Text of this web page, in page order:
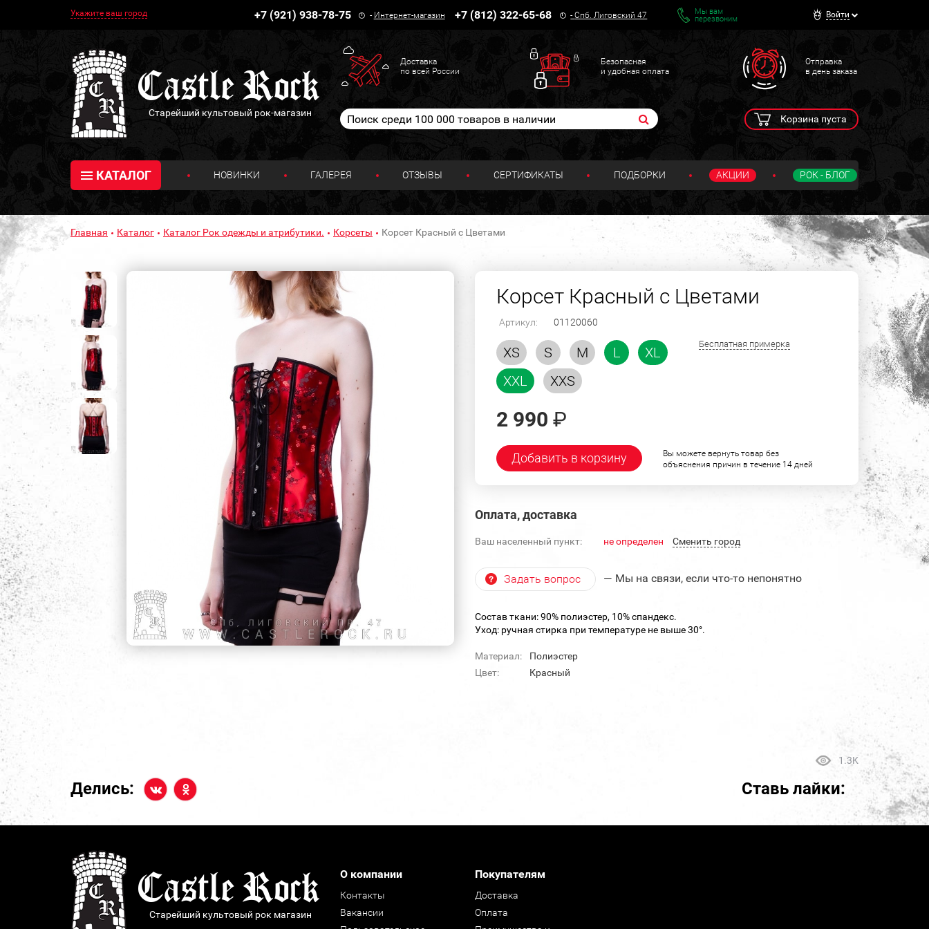
Укажите ваш город +7 (921) 938-78-75 - Интернет-магазин +7 (812) 322-65-68 -Спб. Лиговский 47
Мы вам
перезвоним
Войти
Старейший культовый рок-магазин
Доставка
по всей России
Безопасная
и удобная оплата
Отправка
в день заказа
Корзина пуста
КАТАЛОГ НОВИНКИ ГАЛЕРЕЯ ОТЗЫВЫ СЕРТИФИКАТЫ ПОДБОРКИ АКЦИИ РОК - БЛОГ
Главная Каталог Каталог Рок одежды и атрибутики. Корсеты Корсет Красный с Цветами
Корсет Красный с Цветами
Артикул: 01120060
XS S M L
XL
XXL
XXS
Бесплатная примерка
2 990 ₽
Добавить в корзину
Вы можете вернуть товар без
объяснения причин в течение 14 дней
Оплата, доставка
Ваш населенный пункт: не определен Cменить город
Задать вопрос — Мы на связи, если что-то непонятно
Состав ткани: 90% полиэстер, 10% спандекс.
Уход: ручная стирка при температуре не выше 30°.
Материал:
Полиэстер
Цвет:
Красный
1.3K
Делись: Ставь лайки:
Старейший культовый рок магазин
О компании
Контакты
Вакансии
Покупателям
Доставка
Оплата